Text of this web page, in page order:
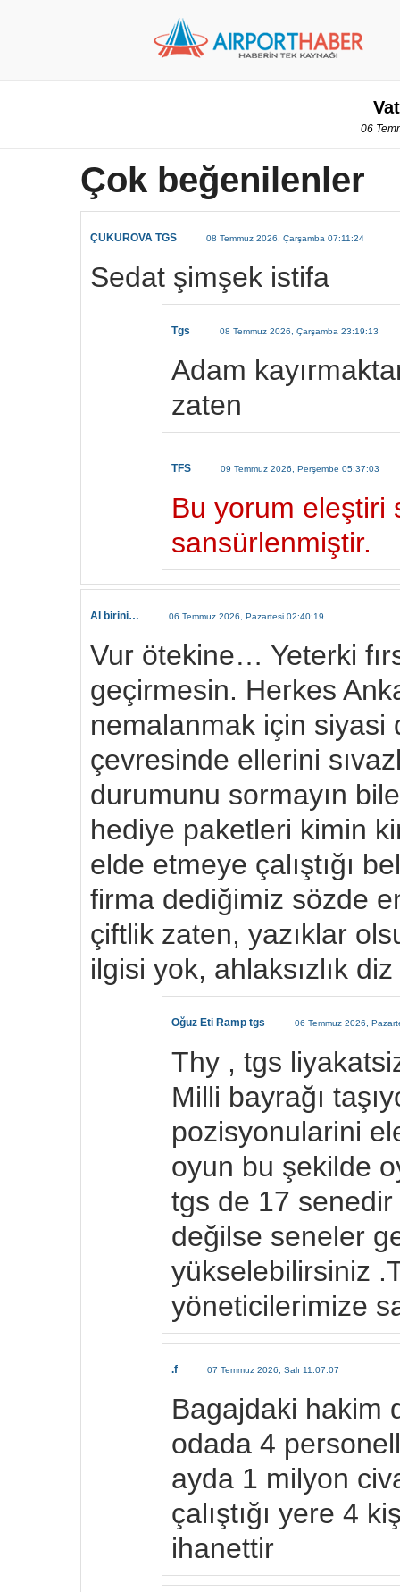
06
Çok beğenilenler
ÇUKUROVA TGS 08 Temmuz 2026, Çarşamba 07:11:24
Sedat şimşek istifa
Tgs 08 Temmuz 2026, Çarşamba 23:19:13
Adam
zaten
TFS 09 Temmuz 2026, Perşembe 05:37:03
Bu yorum eleştiri
sansürlenmiştir.
Al birini… 06 Temmuz 2026, Pazartesi 02:40:19
Vur ötekine… Yeterki
geçirmesin. Herkes
nemalanmak için siyasi
çevresinde ellerini
durumunu sormayın
hediye paketleri kimin
elde etmeye çalıştığı
firma dediğimiz sözde
çiftlik zaten, yazıklar
ilgisi yok, ahlaksızlık
Oğuz Eti Ramp tgs 06 Temmuz 2026,
Thy , tgs
Milli bayrağı
pozisyonularini
oyun bu şekilde
tgs de 17
değilse seneler
yükselebilirsiniz
yöneticilerimize
.f 07 Temmuz 2026, Salı 11:07:07
Bagajdaki hakim
odada 4
ayda 1 milyon
çalıştığı yere 4
ihanettir